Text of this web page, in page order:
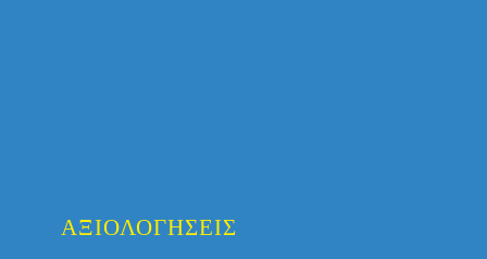
ΑΞΙΟΛΟΓΉΣΕΙΣ